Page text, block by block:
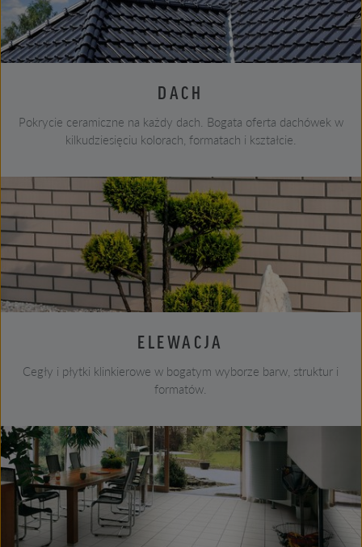
DACH
Pokrycie ceramiczne na każdy dach. Bogata oferta dachówek w
kilkudziesięciu kolorach, formatach i kształcie.
ELEWACJA
Cegły i płytki klinkierowe w bogatym wyborze barw, struktur i
formatów.